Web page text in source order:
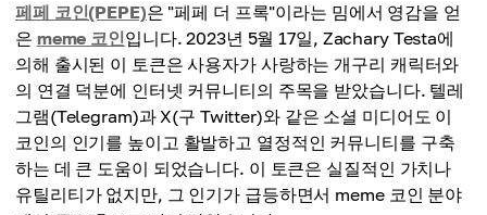
페페 코인(PEPE)은 "페페 더 프록"이라는 밈에서 영감을 얻
은 meme 코인입니다. 2023년 5월 17일, Zachary Testa에
의해 출시된 이 토큰은 사용자가 사랑하는 개구리 캐릭터와
의 연결 덕분에 인터넷 커뮤니티의 주목을 받았습니다. 텔레
그램(Telegram)과 X(구 Twitter)와 같은 소셜 미디어도 이
코인의 인기를 높이고 활발하고 열정적인 커뮤니티를 구축
하는 데 큰 도움이 되었습니다. 이 토큰은 실질적인 가치나
유틸리티가 없지만, 그 인기가 급등하면서 meme 코인 분야